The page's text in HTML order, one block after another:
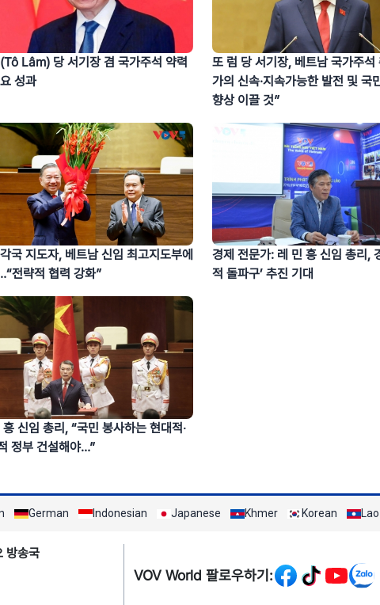
Lâm) 당 서기장 겸 국가주석 약력
성과
또 럼 당 서기장, 베트남 국가주
가의 신속·지속가능한 발전 및 국
향상 이끌 것”
국 지도자, 베트남 신임 최고지도부에
전략적 협력 강화”
경제 전문가: 레 민 흥 신임 총리,
적 돌파구’ 추진 기대
흥 신임 총리, “국민 봉사하는 현대적‧
정부 건설해야…”
German Indonesian Japanese Khmer Korean Lao
방송국
VOV World 팔로우하기: